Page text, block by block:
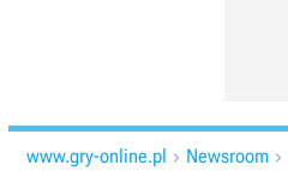
www.gry-online.pl  Newsroom 